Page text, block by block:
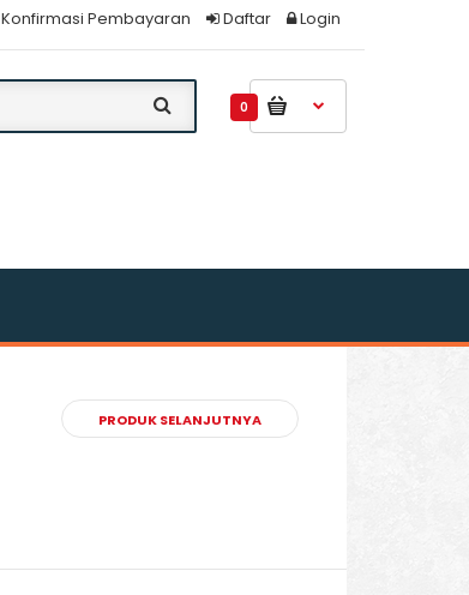
Konfirmasi Pembayaran Daftar Login
0
PRODUK SELANJUTNYA